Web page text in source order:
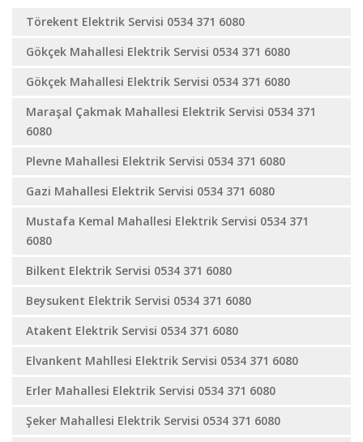
Törekent Elektrik Servisi 0534 371 6080
Gökçek Mahallesi Elektrik Servisi 0534 371 6080
Gökçek Mahallesi Elektrik Servisi 0534 371 6080
Maraşal Çakmak Mahallesi Elektrik Servisi 0534 371
6080
Plevne Mahallesi Elektrik Servisi 0534 371 6080
Gazi Mahallesi Elektrik Servisi 0534 371 6080
Mustafa Kemal Mahallesi Elektrik Servisi 0534 371
6080
Bilkent Elektrik Servisi 0534 371 6080
Beysukent Elektrik Servisi 0534 371 6080
Atakent Elektrik Servisi 0534 371 6080
Elvankent Mahllesi Elektrik Servisi 0534 371 6080
Erler Mahallesi Elektrik Servisi 0534 371 6080
Şeker Mahallesi Elektrik Servisi 0534 371 6080